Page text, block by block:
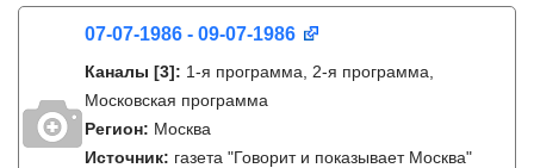
07-07-1986 - 09-07-1986
Каналы [3]: 1-я программа, 2-я программа,
Московская программа
Регион: Москва
Источник: газета "Говорит и показывает Москва"